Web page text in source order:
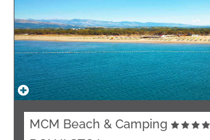
MCM Beach & Camping